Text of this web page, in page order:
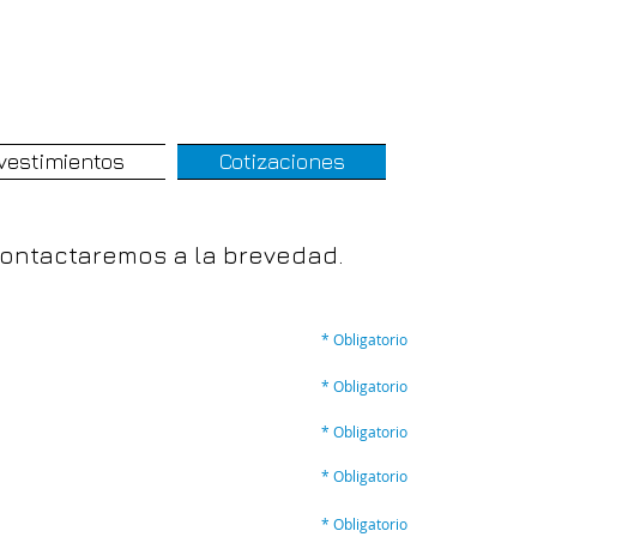
Cotizaciones
a la brevedad.
* Obligatorio
* Obligatorio
* Obligatorio
* Obligatorio
* Obligatorio